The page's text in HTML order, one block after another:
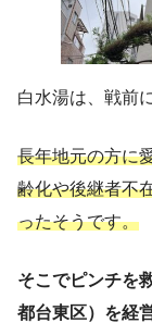
雰
席
感
施設
替わ
白水湯は、戦前
長年地元の方に
齢化や後継者不
ったそうです。
そこでピンチを
都台東区）を経